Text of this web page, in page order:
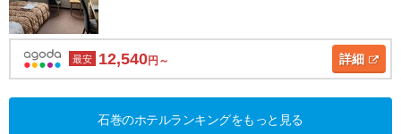
最安 12,540円～ 詳細
石巻のホテルランキングをもっと見る